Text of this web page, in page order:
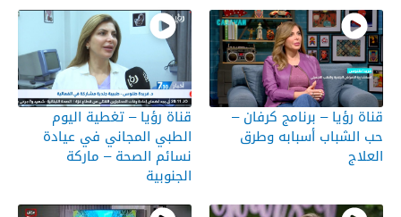
قناة رؤيا – برنامج كرفان –
حب الشباب أسبابه وطرق
العلاج
قناة رؤيا – تغطية اليوم
الطبي المجاني في عيادة
نسائم الصحة – ماركة
الجنوبية